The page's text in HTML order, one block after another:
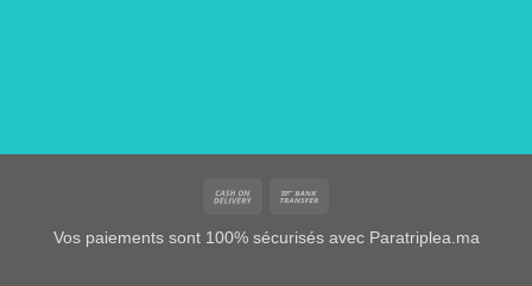
Cash
Delivery
Vos paiements sont 100% sécurisés avec Paratriplea.ma